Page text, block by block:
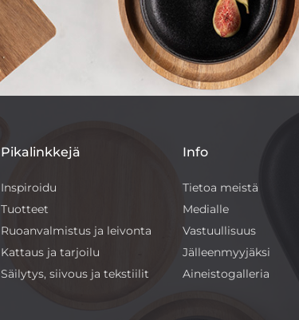
Pikalinkkejä
Inspiroidu
Tuotteet
Ruoanvalmistus ja leivonta
Kattaus ja tarjoilu
Säilytys, siivous ja tekstiilit
Info
Tietoa meistä
Medialle
Vastuullisuus
Jälleenmyyjäksi
Aineistogalleria